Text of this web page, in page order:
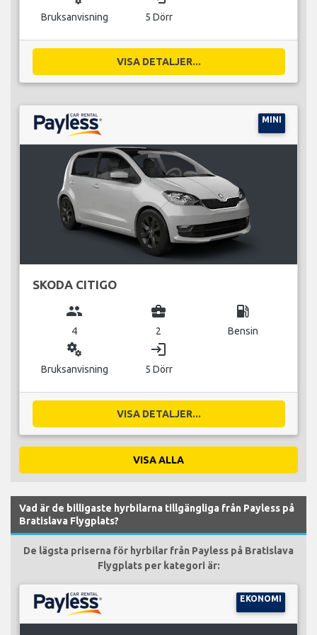
Bruksanvisning 5 Dörr
VISA DETALJER...
MINI
SKODA CITIGO
group
4
business_center
2
local_gas_station
Bensin
miscellaneous_services
Bruksanvisning
login
5 Dörr
VISA DETALJER...
VISA ALLA
Vad är de billigaste hyrbilarna tillgängliga från Payless på
Bratislava Flygplats?
De lägsta priserna för hyrbilar från Payless på Bratislava
Flygplats per kategori är:
EKONOMI